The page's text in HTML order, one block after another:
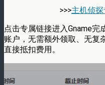
>>>主机侦
点击专属链接进入Gname
账户，无需额外领取、无复
直接抵扣费用。